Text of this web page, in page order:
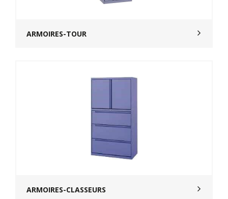
ARMOIRES-TOUR
ARMOIRES-CLASSEURS